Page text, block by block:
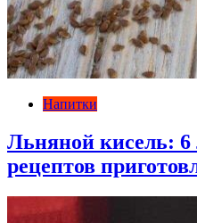
Напитки
Льняной кисель: 6
рецептов